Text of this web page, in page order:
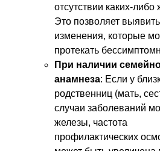
отсутствии каких-либо
Это позволяет
изменения, которые
протекать
При наличии
анамнеза: Если у
родственниц (мать,
случаи заболеваний
железы, частота
профилактических